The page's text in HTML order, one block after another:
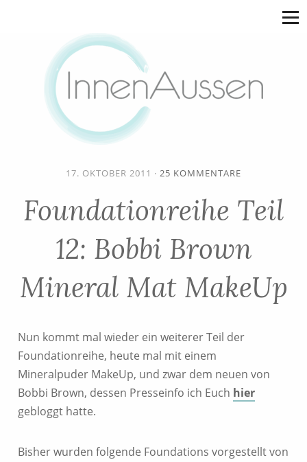
17. OKTOBER 2011 · 25 KOMMENTARE
Foundationreihe Teil
12: Bobbi Brown
Mineral Mat MakeUp
Nun kommt mal wieder ein weiterer Teil der
Foundationreihe, heute mal mit einem
Mineralpuder MakeUp, und zwar dem neuen von
Bobbi Brown, dessen Presseinfo ich Euch hier
gebloggt hatte.
Bisher wurden folgende Foundations vorgestellt von